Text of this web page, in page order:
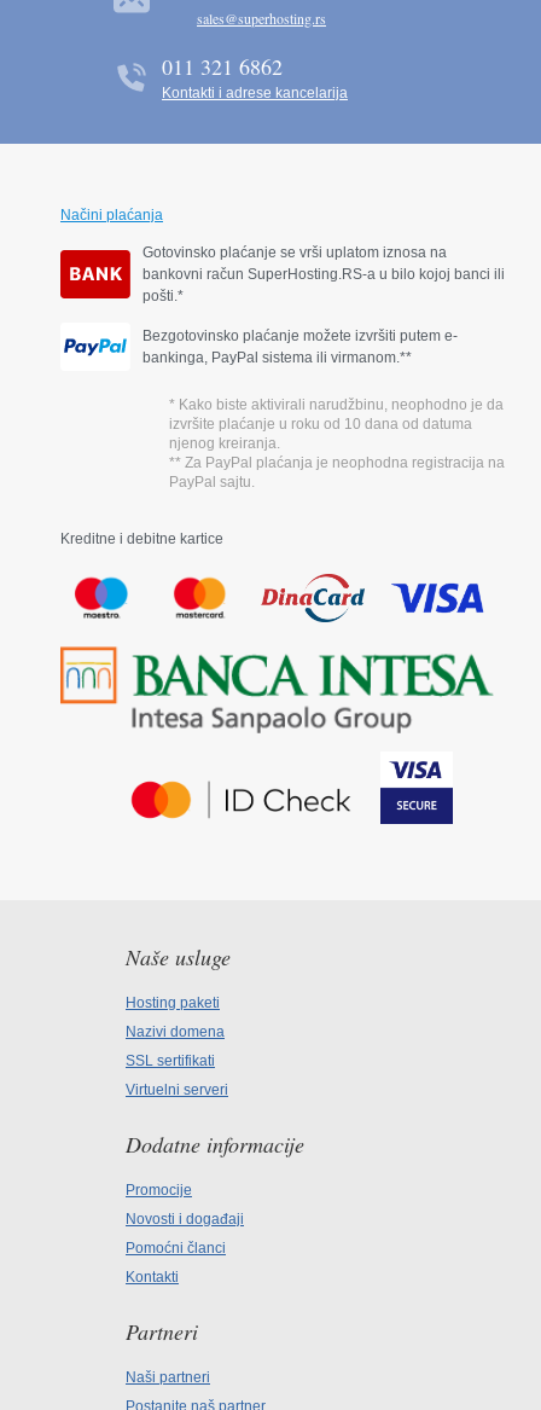
sales@superhosting.rs
011 321 6862
Kontakti i adrese kancelarija
Načini plaćanja
Gotovinsko plaćanje se vrši uplatom iznosa na
bankovni račun SuperHosting.RS-a u bilo kojoj banci ili
pošti.*
Bezgotovinsko plaćanje možete izvršiti putem e-
bankinga, PayPal sistema ili virmanom.**
* Kako biste aktivirali narudžbinu, neophodno je da
izvršite plaćanje u roku od 10 dana od datuma
njenog kreiranja.
** Za PayPal plaćanja je neophodna registracija na
PayPal sajtu.
Kreditne i debitne kartice
Naše usluge
Hosting paketi
Nazivi domena
SSL sertifikati
Virtuelni serveri
Dodatne informacije
Promocije
Novosti i događaji
Pomoćni članci
Kontakti
Partneri
Naši partneri
Postanite naš partner